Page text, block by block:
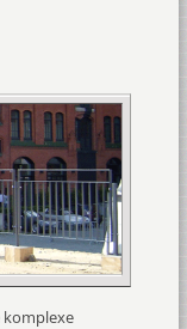
komplexe